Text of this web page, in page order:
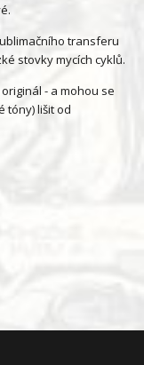
transferu
stovky mycích cyklů.
- a mohou se
tóny) lišit od